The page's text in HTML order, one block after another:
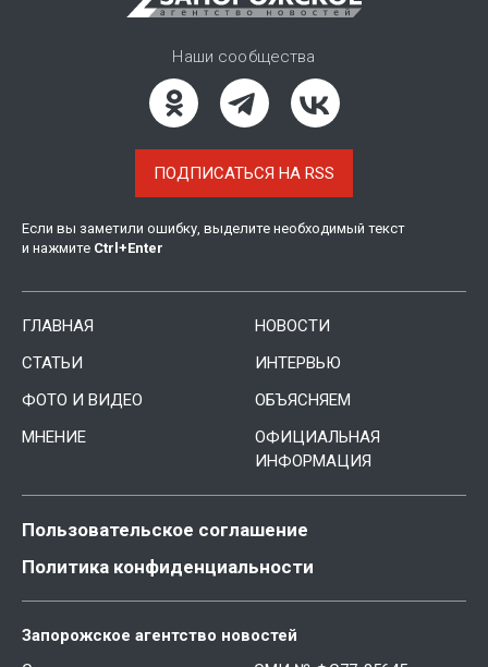
Наши сообщества
ПОДПИСАТЬСЯ НА RSS
Если вы заметили ошибку, выделите необходимый текст
и нажмите Ctrl +Enter
ГЛАВНАЯ
НОВОСТИ
СТАТЬИ
ИНТЕРВЬЮ
ФОТО И ВИДЕО
ОБЪЯСНЯЕМ
МНЕНИЕ
ОФИЦИАЛЬНАЯ
ИНФОРМАЦИЯ
Пользовательское соглашение
Политика конфиденциальности
Запорожское агентство новостей